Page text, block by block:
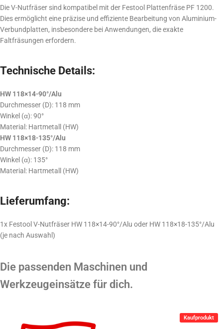
Die V-Nutfräser sind kompatibel mit der Festool Plattenfräse PF 1200.
Dies ermöglicht eine präzise und effiziente Bearbeitung von Aluminium-
Verbundplatten, insbesondere bei Anwendungen, die exakte
Faltfräsungen erfordern.
Technische Details:
HW 118×14-90°/Alu
Durchmesser (D): 118 mm
Winkel (α): 90°
Material: Hartmetall (HW)
HW 118×18-135°/Alu
Durchmesser (D): 118 mm
Winkel (α): 135°
Material: Hartmetall (HW)
Lieferumfang:
1x Festool V-Nutfräser HW 118×14-90°/Alu oder HW 118×18-135°/Alu
(je nach Auswahl)
Die passenden Maschinen und
Werkzeugeinsätze für dich.
Kaufprodukt